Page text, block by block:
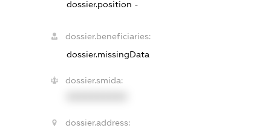
dossier.position -
dossier.beneficiaries:
dossier.missingData
dossier.smida:
dossier.address: